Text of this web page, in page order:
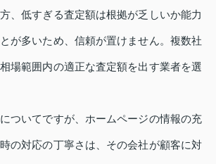
、低すぎる査定額は根拠が乏しいか能力
が多いため、信頼が置けません。複数社
場範囲内の適正な査定額を出す業者を選
ついてですが、ホームページの情報の充
の対応の丁寧さは、その会社が顧客に対